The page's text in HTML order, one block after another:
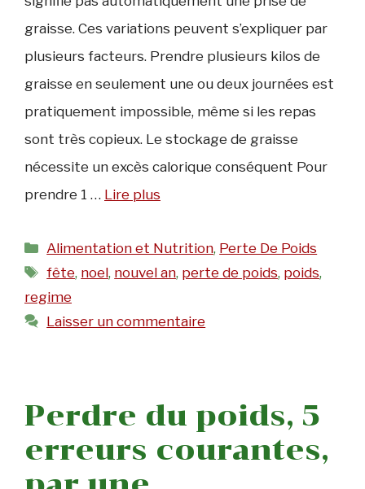
graisse. Ces variations peuvent s’expliquer par
plusieurs facteurs. Prendre plusieurs kilos de
graisse en seulement une ou deux journées est
pratiquement impossible, même si les repas
sont très copieux. Le stockage de graisse
nécessite un excès calorique conséquent Pour
prendre 1 … Lire plus
Catégories
Alimentation et Nutrition, Perte De Poids
Étiquettes
fête, noel, nouvel an, perte de poids, poids,
regime
Laisser un commentaire
Perdre du poids, 5
erreurs courantes,